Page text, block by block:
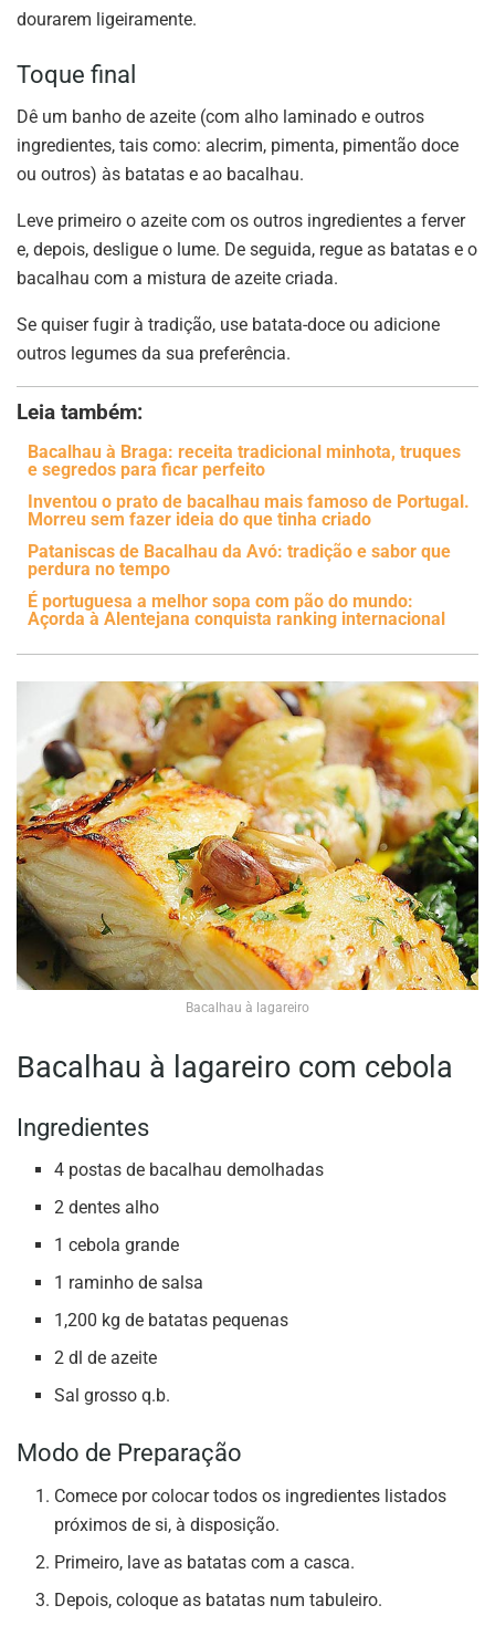
dourarem ligeiramente.
Toque final
Dê um banho de azeite (com alho laminado e outros
ingredientes, tais como: alecrim, pimenta, pimentão doce
ou outros) às batatas e ao bacalhau.
Leve primeiro o azeite com os outros ingredientes a ferver
e, depois, desligue o lume. De seguida, regue as batatas e o
bacalhau com a mistura de azeite criada.
Se quiser fugir à tradição, use batata-doce ou adicione
outros legumes da sua preferência.
Leia também:
Bacalhau à Braga: receita tradicional minhota, truques
e segredos para ficar perfeito
Inventou o prato de bacalhau mais famoso de Portugal.
Morreu sem fazer ideia do que tinha criado
Pataniscas de Bacalhau da Avó: tradição e sabor que
perdura no tempo
É portuguesa a melhor sopa com pão do mundo:
Açorda à Alentejana conquista ranking internacional
Bacalhau à lagareiro
Bacalhau à lagareiro com cebola
Ingredientes
4 postas de bacalhau demolhadas
2 dentes alho
1 cebola grande
1 raminho de salsa
1,200 kg de batatas pequenas
2 dl de azeite
Sal grosso q.b.
Modo de Preparação
Comece por colocar todos os ingredientes listados
próximos de si, à disposição.
Primeiro, lave as batatas com a casca.
Depois, coloque as batatas num tabuleiro.